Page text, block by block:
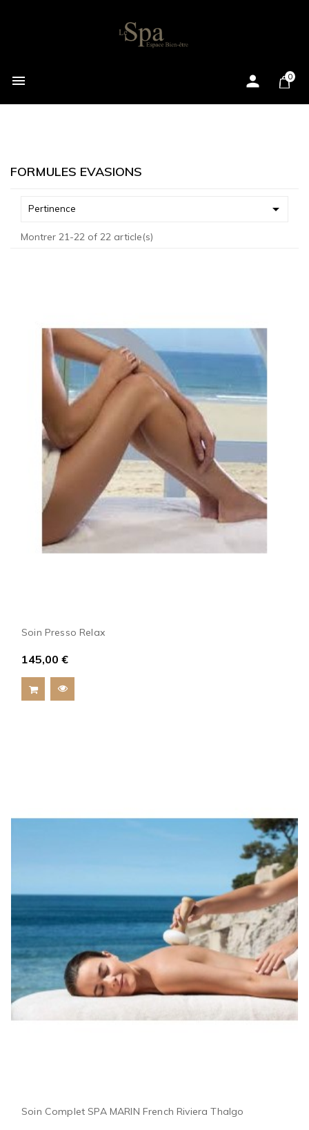
 0

FORMULES EVASIONS
Pertinence 
Montrer 21-22 of 22 article(s)
Soin Presso Relax
145,00 €
Soin Complet SPA MARIN French Riviera Thalgo